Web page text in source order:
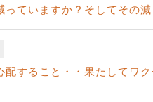
ていますか？そしてその
すること・・果たしてワ